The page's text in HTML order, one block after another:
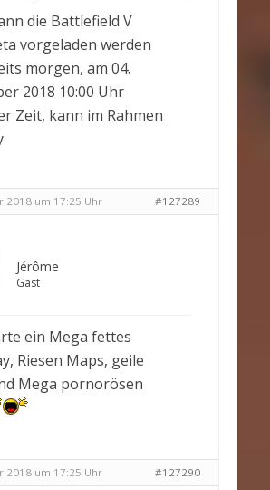
die Battlefield V
vorgeladen werden
morgen, am 04.
2018 10:00 Uhr
Zeit, kann im Rahmen
2018 um 17:25 Uhr #127289
Jérôme
Gast
ein Mega fettes
Riesen Maps, geile
Mega pornorösen
2018 um 17:25 Uhr #127290